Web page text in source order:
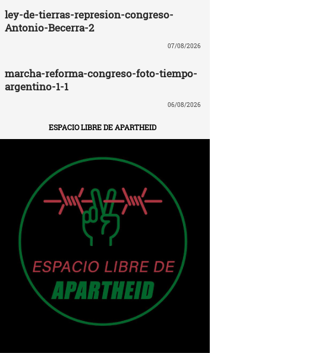
ley-de-tierras-represion-congreso-
Antonio-Becerra-2
07/08/2026
marcha-reforma-congreso-foto-tiempo-
argentino-1-1
06/08/2026
ESPACIO LIBRE DE APARTHEID